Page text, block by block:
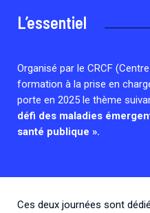
Collaboration avec les
Cellules Émergence
inactives.
L’essentiel
Organisé par le CRCF
formation à la prise en
porte en 2025 le thème
défi des maladies
santé publique ».
Ces deux journées sont